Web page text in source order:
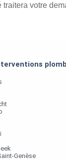
traitera votre
Genèse